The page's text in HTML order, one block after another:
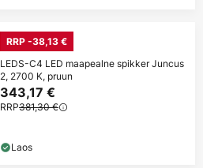
RRP -38,13 €
LEDS-C4 LED maapealne spikker Juncus
2, 2700 K, pruun
343,17 €
RRP381,30 €
Laos